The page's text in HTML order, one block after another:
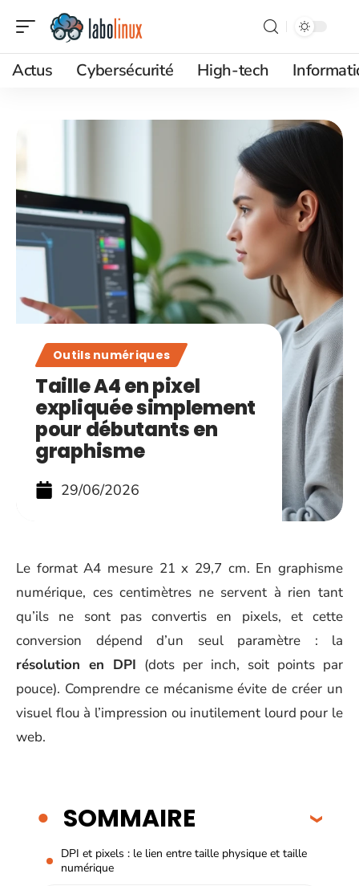
Actus Cybersécurité High-tech
Outils numériques
Taille A4 en pixel
expliquée simplement
pour débutants en
graphisme
29/06/2026
Le format A4 mesure 21 x 29,7 cm. En graphisme
numérique, ces centimètres ne servent à rien tant
qu’ils ne sont pas convertis en pixels, et cette
conversion dépend d’un seul paramètre : la
résolution en DPI (dots per inch, soit points par
pouce). Comprendre ce mécanisme évite de créer un
visuel flou à l’impression ou inutilement lourd pour le
web.
SOMMAIRE
DPI et pixels : le lien entre taille physique et taille
numérique